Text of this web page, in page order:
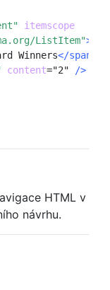
itemscope
ListItem">
Winners</span>
content="2"
/>
HTML v
návrhu.